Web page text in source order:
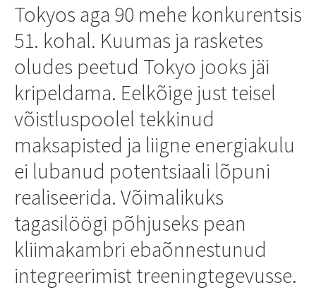
Tokyos aga 90 mehe konkurentsis
51. kohal. Kuumas ja rasketes
oludes peetud Tokyo jooks jäi
kripeldama. Eelkõige just teisel
võistluspoolel tekkinud
maksapisted ja liigne energiakulu
ei lubanud potentsiaali lõpuni
realiseerida. Võimalikuks
tagasilöögi põhjuseks pean
kliimakambri ebaõnnestunud
integreerimist treeningtegevusse.